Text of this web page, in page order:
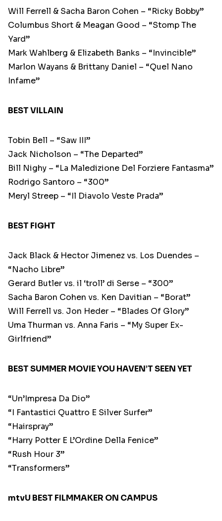
Will Ferrell & Sacha Baron Cohen – “Ricky Bobby”
Columbus Short & Meagan Good – “Stomp The
Yard”
Mark Wahlberg & Elizabeth Banks – “Invincible”
Marlon Wayans & Brittany Daniel – “Quel Nano
Infame”
BEST VILLAIN
Tobin Bell – “Saw III”
Jack Nicholson – “The Departed”
Bill Nighy – “La Maledizione Del Forziere Fantasma”
Rodrigo Santoro – “300”
Meryl Streep – “Il Diavolo Veste Prada”
BEST FIGHT
Jack Black & Hector Jimenez vs. Los Duendes –
“Nacho Libre”
Gerard Butler vs. il ‘troll’ di Serse – “300”
Sacha Baron Cohen vs. Ken Davitian – “Borat”
Will Ferrell vs. Jon Heder – “Blades Of Glory”
Uma Thurman vs. Anna Faris – “My Super Ex-
Girlfriend”
BEST SUMMER MOVIE YOU HAVEN’T SEEN YET
“Un’Impresa Da Dio”
“I Fantastici Quattro E Silver Surfer”
“Hairspray”
“Harry Potter E L’Ordine Della Fenice”
“Rush Hour 3”
“Transformers”
mtvU BEST FILMMAKER ON CAMPUS